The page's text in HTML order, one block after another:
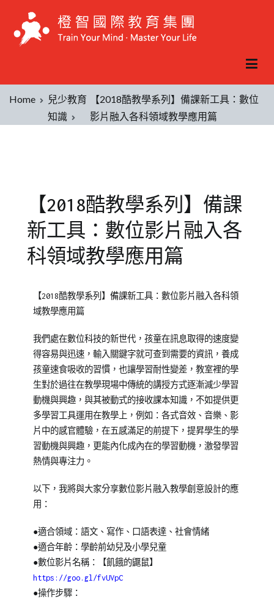
Home
兒少教育
知識
【2018酷教學系列】備課新工具：數位
影片融入各科領域教學應用篇
【2018酷教學系列】備課
新工具：數位影片融入各
科領域教學應用篇
2018-
05-
30
兒
少
教
育
知
識
養
培
育
【2018酷教學系列】備課新工具：數位影片融入各科領
域教學應用篇
我們處在數位科技的新世代，孩童在訊息取得的速度變
得容易與迅速，輸入關鍵字就可查到需要的資訊，養成
孩童速食吸收的習慣，也讓學習耐性變差，教室裡的學
生對於過往在教學現場中傳統的講授方式逐漸減少學習
動機與興趣，與其被動式的接收課本知識，不如提供更
多學習工具運用在教學上，例如：各式音效、音樂、影
片中的感官體驗，在五感滿足的前提下，提昇學生的學
習動機與興趣，更能內化成內在的學習動機，激發學習
熱情與專注力。
以下，我將與大家分享數位影片融入教學創意設計的應
用：
●適合領域：語文、寫作、口語表達、社會情緒
●適合年齡：學齡前幼兒及小學兒童
●數位影片名稱：【飢餓的鼴鼠】
https://goo.gl/fvUVpC
●操作步驟：